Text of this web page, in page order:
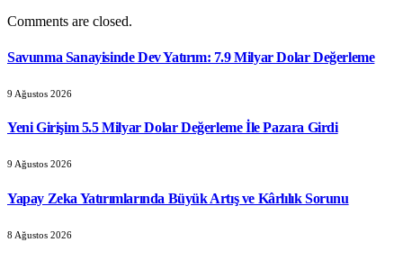
Comments are closed.
Savunma Sanayisinde Dev Yatırım: 7.9 Milyar Dolar Değerleme
9 Ağustos 2026
Yeni Girişim 5.5 Milyar Dolar Değerleme İle Pazara Girdi
9 Ağustos 2026
Yapay Zeka Yatırımlarında Büyük Artış ve Kârlılık Sorunu
8 Ağustos 2026